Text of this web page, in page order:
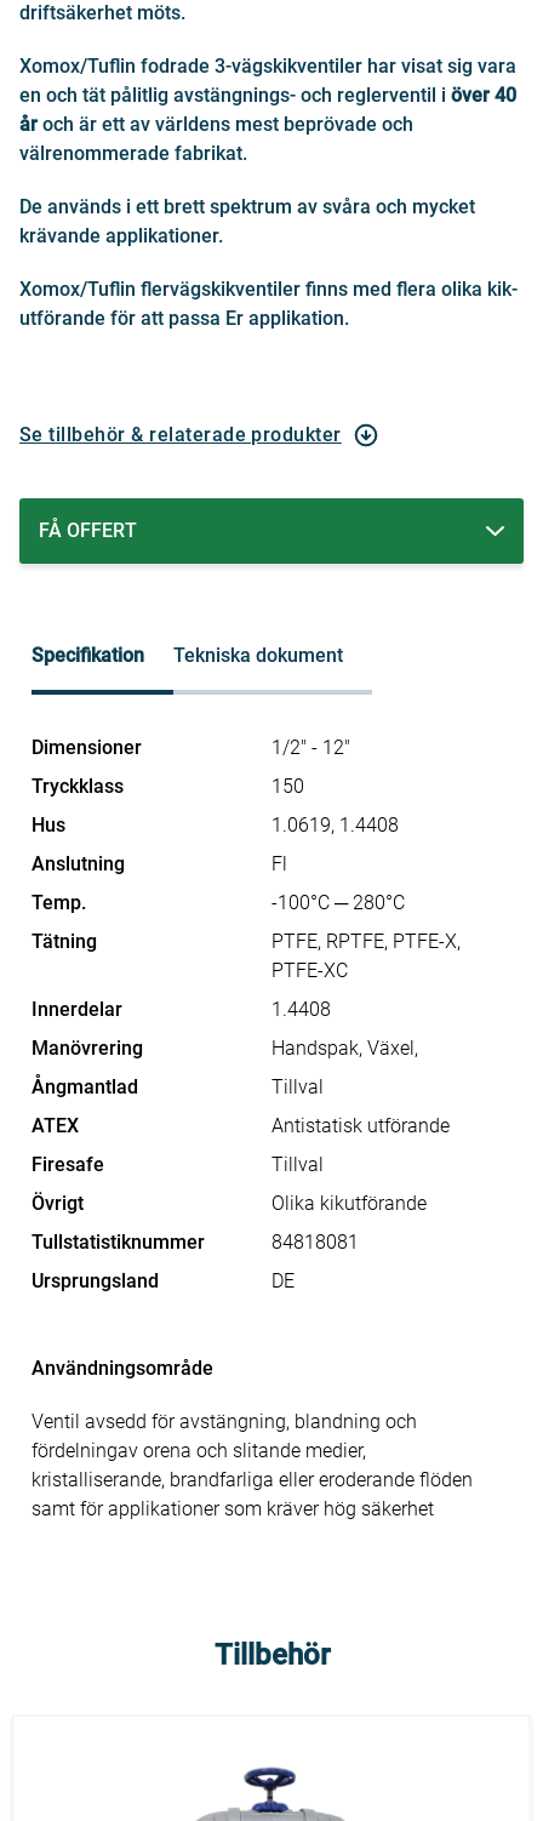
driftsäkerhet möts.
Xomox/Tuflin fodrade 3-vägskikventiler har visat sig vara
en och tät pålitlig avstängnings- och reglerventil i över 40
år och är ett av världens mest beprövade och
välrenommerade fabrikat.
De används i ett brett spektrum av svåra och mycket
krävande applikationer.
Xomox/Tuflin flervägskikventiler finns med flera olika kik-
utförande för att passa Er applikation.
Se tillbehör & relaterade produkter
FÅ OFFERT
Specifikation Tekniska dokument
Dimensioner
1/2" - 12"
Tryckklass
150
Hus
1.0619, 1.4408
Anslutning
Fl
Temp.
-100°C ─ 280°C
Tätning
PTFE, RPTFE, PTFE-X,
PTFE-XC
Innerdelar
1.4408
Manövrering
Handspak, Växel,
Ångmantlad
Tillval
ATEX
Antistatisk utförande
Firesafe
Tillval
Övrigt
Olika kikutförande
Tullstatistiknummer
84818081
Ursprungsland
DE
Användningsområde
Ventil avsedd för avstängning, blandning och
fördelningav orena och slitande medier,
kristalliserande, brandfarliga eller eroderande flöden
samt för applikationer som kräver hög säkerhet
Tillbehör